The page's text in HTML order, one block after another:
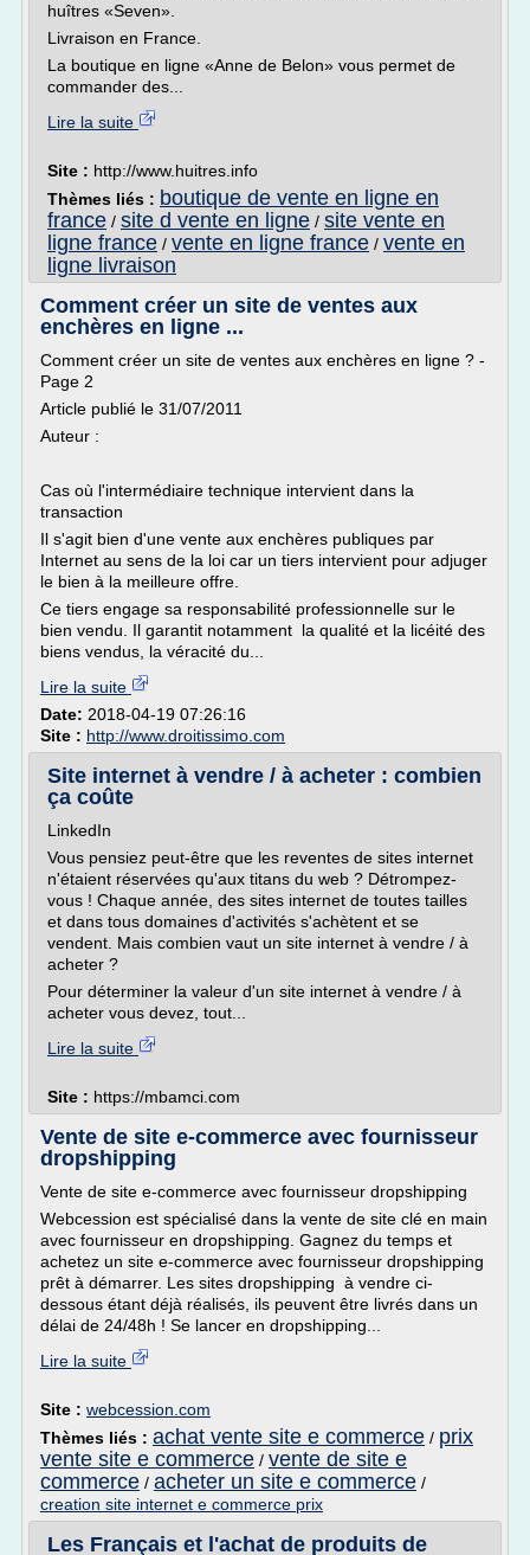
huîtres «Seven».
Livraison en France.
La boutique en ligne «Anne de Belon» vous permet de
commander des...
Lire la suite
Site : http://www.huitres.info
Thèmes liés : boutique de vente en ligne en
france / site d vente en ligne / site vente en
ligne france / vente en ligne france / vente en
ligne livraison
Comment créer un site de ventes aux
enchères en ligne ...
Comment créer un site de ventes aux enchères en ligne ? -
Page 2
Article publié le 31/07/2011
Auteur :
Cas où l'intermédiaire technique intervient dans la
transaction
Il s'agit bien d'une vente aux enchères publiques par
Internet au sens de la loi car un tiers intervient pour adjuger
le bien à la meilleure offre.
Ce tiers engage sa responsabilité professionnelle sur le
bien vendu. Il garantit notamment la qualité et la licéité des
biens vendus, la véracité du...
Lire la suite
Date: 2018-04-19 07:26:16
Site : http://www.droitissimo.com
Site internet à vendre / à acheter : combien
ça coûte
LinkedIn
Vous pensiez peut-être que les reventes de sites internet
n'étaient réservées qu'aux titans du web ? Détrompez-
vous ! Chaque année, des sites internet de toutes tailles
et dans tous domaines d'activités s'achètent et se
vendent. Mais combien vaut un site internet à vendre / à
acheter ?
Pour déterminer la valeur d'un site internet à vendre / à
acheter vous devez, tout...
Lire la suite
Site : https://mbamci.com
Vente de site e-commerce avec fournisseur
dropshipping
Vente de site e-commerce avec fournisseur dropshipping
Webcession est spécialisé dans la vente de site clé en main
avec fournisseur en dropshipping. Gagnez du temps et
achetez un site e-commerce avec fournisseur dropshipping
prêt à démarrer. Les sites dropshipping à vendre ci-
dessous étant déjà réalisés, ils peuvent être livrés dans un
délai de 24/48h ! Se lancer en dropshipping...
Lire la suite
Site : webcession.com
Thèmes liés : achat vente site e commerce / prix
vente site e commerce / vente de site e
commerce / acheter un site e commerce /
creation site internet e commerce prix
Les Français et l'achat de produits de